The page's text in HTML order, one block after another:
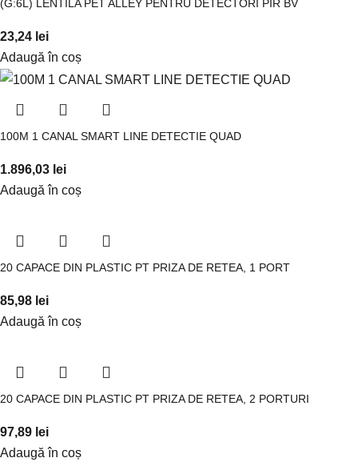
(G:6L) LENTILA PET ALLEY PENTRU DETECTORI PIR BV
23,24 lei
Adaugă în coș
100M 1 CANAL SMART LINE DETECTIE QUAD
1.896,03 lei
Adaugă în coș
20 CAPACE DIN PLASTIC PT PRIZA DE RETEA, 1 PORT
85,98 lei
Adaugă în coș
20 CAPACE DIN PLASTIC PT PRIZA DE RETEA, 2 PORTURI
97,89 lei
Adaugă în coș